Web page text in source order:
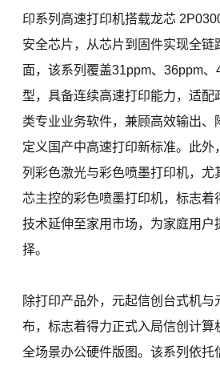
印系列高速打印机搭载龙芯
安全芯片，从芯片到固件实现全链
面，该系列覆盖31ppm、36ppm
型，具备连续高速打印能力，适配
类专业业务软件，兼顾高效输出、
定义国产中高速打印新标准。此外
列彩色激光与彩色喷墨打印机，尤
芯主控的彩色喷墨打印机，标志着
技术延伸至家用市场，为家庭用户
择。
除打印产品外，元起信创台式机与
布，标志着得力正式入局信创计算
全场景办公硬件版图。该系列依托